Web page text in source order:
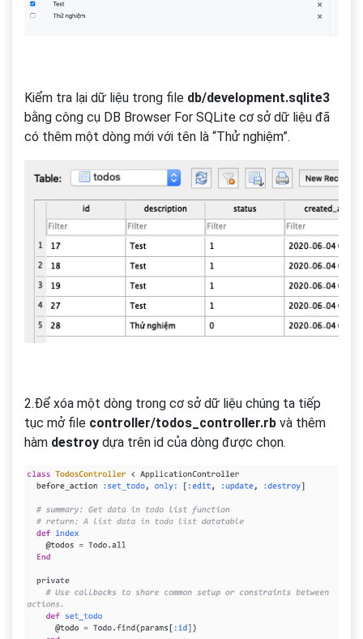
Kiểm tra lại dữ liệu trong file db/development.sqlite3
bằng công cụ DB Browser For SQLite cơ sở dữ liệu đã
có thêm một dòng mới với tên là “Thử nghiệm”.
2.Để xóa một dòng trong cơ sở dữ liệu chúng ta tiếp
tục mở file controller/todos_controller.rb và thêm
hàm destroy dựa trên id của dòng được chọn.